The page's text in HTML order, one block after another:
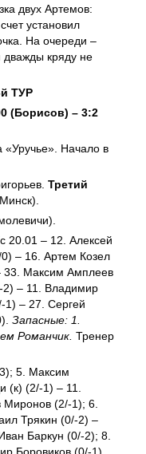
двух Артемов:
установил
На очереди –
кряду не
ТУР
(Борисов) – 3:2
«Уручье». Начало в
Третий
20.01 – 12. Алексей
– 16. Артем Козел
33. Максим Амплеев
2) – 11. Владимир
1) – 27. Сергей
Запасные: 1.
Романчик. Тренер
5. Максим
(к) (2/-1) – 11.
Миронов (2/-1); 6.
Трякин (0/-2) –
Баркун (0/-2); 8.